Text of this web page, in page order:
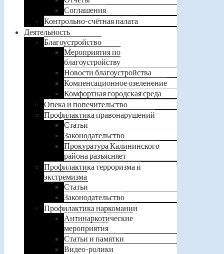
Соглашения
Контрольно-счётная палата
Деятельность
Благоустройство
Мероприятия по
благоустройству
Новости благоустройства
Компенсационное озеленение
Комфортная городская среда
Опека и попечительство
Профилактика правонарушений
Статьи
Законодательство
Прокуратура Калининского
района разъясняет
Профилактика терроризма и
экстремизма
Статьи
Законодательство
Профилактика наркомании
Антинаркотические
мероприятия
Статьи и памятки
Видео-ролики